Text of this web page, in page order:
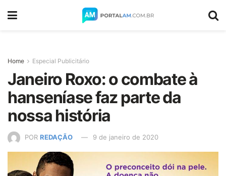
Home Especial Publicitário
Janeiro Roxo: o combate à
hanseníase faz parte da
nossa história
POR REDAÇÃO 9 de janeiro de 2020